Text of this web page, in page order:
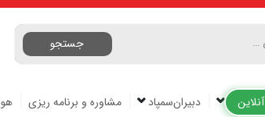
جستجو
دبیران‌سمپاد مشاوره و برنامه ریزی